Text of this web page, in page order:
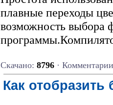
плавные переходы
возможность выбора
Скачано: 8796 ·
Как